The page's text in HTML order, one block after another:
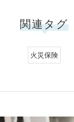
関連タグ
火災保険